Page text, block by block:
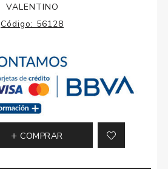
VALENTINO
Código: 56128
COMPRAR